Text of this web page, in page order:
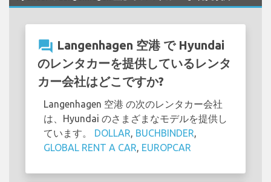
question_answer Langenhagen 空港 で Hyundai
のレンタカーを提供しているレンタ
カー会社はどこですか?
Langenhagen 空港 の次のレンタカー会社
は、Hyundai のさまざまなモデルを提供し
ています。 DOLLAR, BUCHBINDER,
GLOBAL RENT A CAR, EUROPCAR